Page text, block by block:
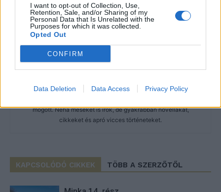
I want to opt-out of Collection, Use,
Retention, Sale, and/or Sharing of my
Personal Data that Is Unrelated with the
Purposes for which it was collected.
Opted Out
CONFIRM
Data Deletion Data Access Privacy Policy
Imre Hilda
szabadidőmben írok. Szeretek belesni a hétköznapok függönye
mögött. Néha meséket is írok, de gyakrabban novellákat,
cikkeket és apró vicces történeteket.
KAPCSOLÓDÓ CIKKEK TÖBB A SZERZŐTŐL